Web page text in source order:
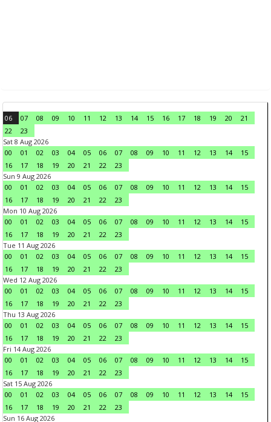
06 07 08 09 10 11 12 13 14 15 16 17 18 19 20
21
22
23
Sat 8 Aug 2026
00
01 02 03 04 05 06 07 08 09 10 11 12 13 14
15
16
17 18 19 20 21 22
23
Sun 9 Aug 2026
00
01 02 03 04 05 06 07 08 09 10 11 12 13 14
15
16
17 18 19 20 21 22
23
Mon 10 Aug 2026
00
01 02 03 04 05 06 07 08 09 10 11 12 13 14
15
16
17 18 19 20 21 22
23
Tue 11 Aug 2026
00
01 02 03 04 05 06 07 08 09 10 11 12 13 14
15
16
17 18 19 20 21 22
23
Wed 12 Aug 2026
00
01 02 03 04 05 06 07 08 09 10 11 12 13 14
15
16
17 18 19 20 21 22
23
Thu 13 Aug 2026
00
01 02 03 04 05 06 07 08 09 10 11 12 13 14
15
16
17 18 19 20 21 22
23
Fri 14 Aug 2026
00
01 02 03 04 05 06 07 08 09 10 11 12 13 14
15
16
17 18 19 20 21 22
23
Sat 15 Aug 2026
00
01 02 03 04 05 06 07 08 09 10 11 12 13 14
15
16
17 18 19 20 21 22
23
Sun 16 Aug 2026